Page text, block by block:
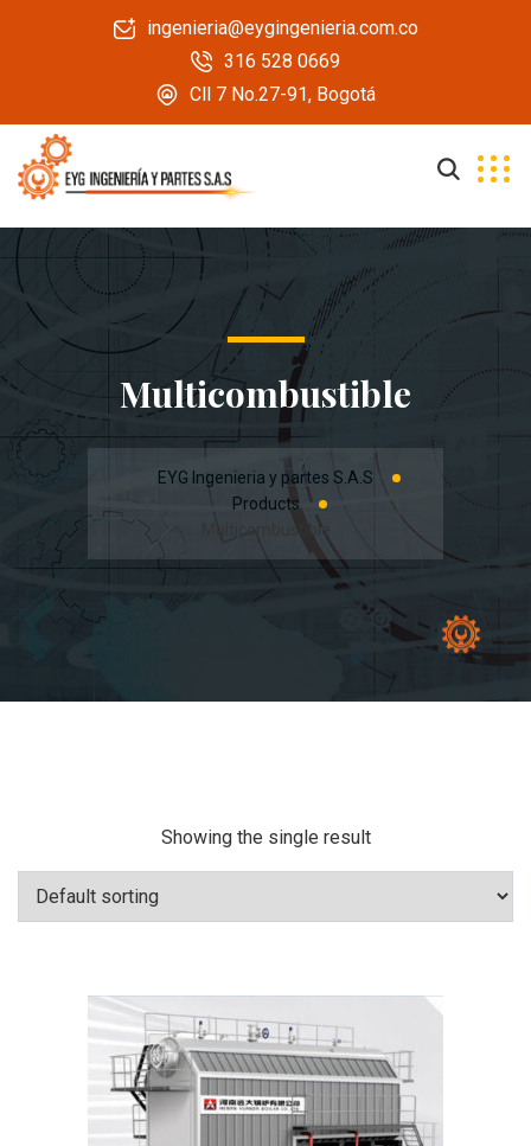
ingenieria@eygingenieria.com.co
316 528 0669
Cll 7 No.27-91, Bogotá
Multicombustible
EYG Ingenieria y partes S.A.S
Products
Multicombustible
Showing the single result